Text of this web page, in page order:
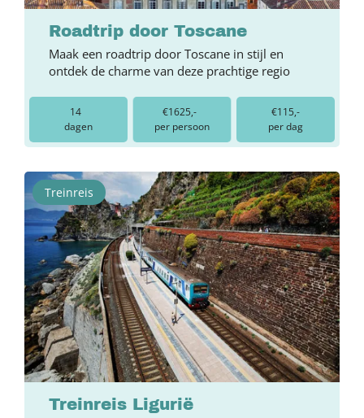
Roadtrip door Toscane
Maak een roadtrip door Toscane in stijl en
ontdek de charme van deze prachtige regio
14
dagen
€1625,-
per persoon
€115,-
per dag
Treinreis
Treinreis Ligurië